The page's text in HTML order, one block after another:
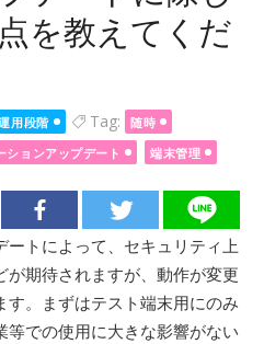
を教えてくだ
用段階 Tag:
随時
ションアップデート 端末管理
ートによって、セキュリティ上
期待されますが、動作が変更
す。まずはテスト端末用にのみ
等での使用に大きな影響がない